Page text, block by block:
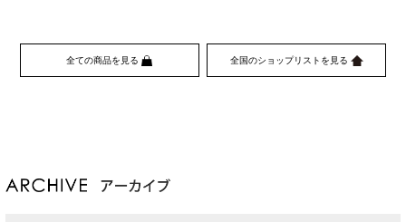
全ての商品を見る 全国のショップリストを見る